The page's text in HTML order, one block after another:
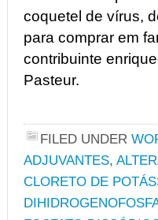
coquetel de vírus,
para comprar em
contribuinte
Pasteur.
FILED UNDER
ADJUVANTES,
CLORETO DE